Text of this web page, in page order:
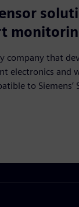
company that
electronics and
to Siemens’